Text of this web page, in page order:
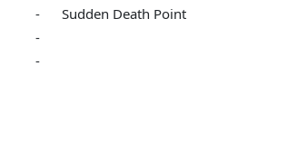
-
Sudden Death Point
-
-